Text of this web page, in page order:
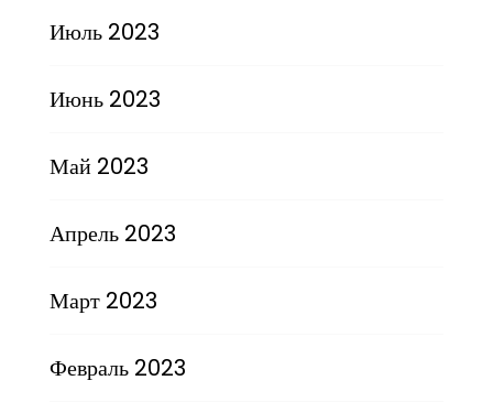
Июль 2023
Июнь 2023
Май 2023
Апрель 2023
Март 2023
Февраль 2023